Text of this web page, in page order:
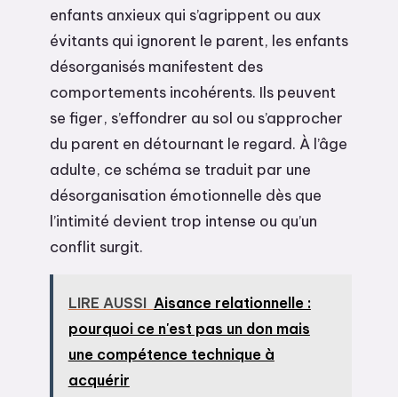
enfants anxieux qui s’agrippent ou aux
évitants qui ignorent le parent, les enfants
désorganisés manifestent des
comportements incohérents. Ils peuvent
se figer, s’effondrer au sol ou s’approcher
du parent en détournant le regard. À l’âge
adulte, ce schéma se traduit par une
désorganisation émotionnelle dès que
l’intimité devient trop intense ou qu’un
conflit surgit.
LIRE AUSSI Aisance relationnelle :
pourquoi ce n'est pas un don mais
une compétence technique à
acquérir